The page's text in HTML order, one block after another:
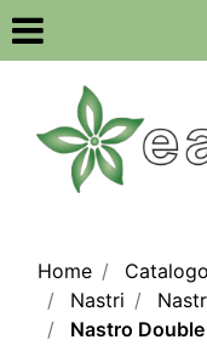
Open
Home
Nastri
Nastro